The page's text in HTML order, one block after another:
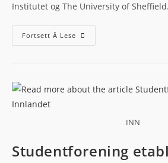
Institutet og The University of Sheffield.
Fortsett Å Lese
INN
Studentforening